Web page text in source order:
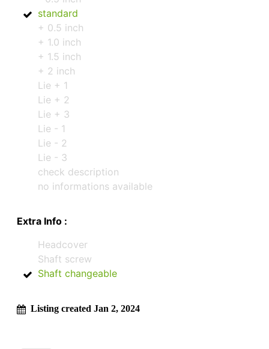
standard
+ 0.5 inch
+ 1.0 inch
+ 1.5 inch
+ 2 inch
Lie + 1
Lie + 2
Lie + 3
Lie - 1
Lie - 2
Lie - 3
check description
no informations available
Extra Info :
Headcover
Shaft screw
Shaft changeable
Listing created Jan 2, 2024